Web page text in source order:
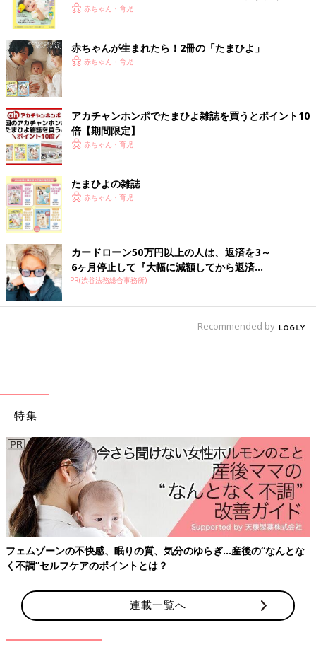
出典：Instagramアカウント「rk.myu.akr」
みぃちゃんママさんは、うさちゃんアイスクリームのデザインが
可愛いTシャツを購入。お子さんが毎年スパンコールのTシャツ
を欲しがるそうで、今回はこちらを選んだんだとか。そでのギャ
ザーもとってもキュート！着ると気分が上がりそうですね♪
合わせやすくて、大活躍間違いなし！カーゴパンツ
く！ おっぱい・ミルクの基本と夏のトラブル 解決テ
赤ちゃん・育児
赤ちゃんが生まれたら！2冊の「たまひよ」
赤ちゃん・育児
アカチャンホンポでたまひよ雑誌を買うとポイント10
倍【期間限定】
赤ちゃん・育児
たまひよの雑誌
赤ちゃん・育児
カードローン50万円以上の人は、返済を3～
6ヶ月停止して『大幅に減額してから返済...
PR(渋谷法務総合事務所)
Recommended by
特集
フェムゾーンの不快感、眠りの質、気分のゆらぎ…産後の“なんとな
く不調”セルフケアのポイントとは？
連載一覧へ